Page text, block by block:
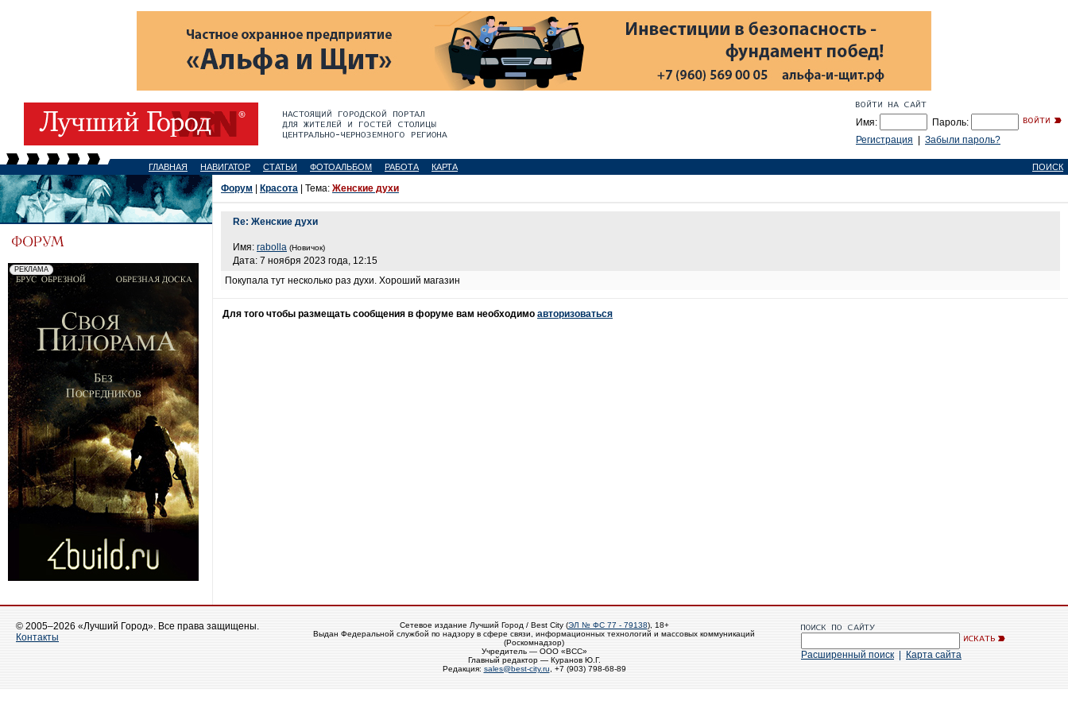
Имя:
Пароль:
Регистрация
Забыли пароль?
ГЛАВНАЯ НАВИГАТОР СТАТЬИ ФОТОАЛЬБОМ РАБОТА КАРТА ПОИСК
Форум Красота | Тема: Женские духи
Re: Женские духи
Имя: rabolla (Новичок)
Дата: 7 ноября 2023 года, 12:15
Покупала тут несколько раз духи. Хороший магазин
Для того чтобы размещать сообщения в форуме вам необходимо авторизоваться
© 2005–2026 «Лучший Город». Все права защищены.
Контакты
Сетевое издание Лучший Город / Best City (ЭЛ № ФС 77 - 79138), 18+
Выдан Федеральной службой по надзору в сфере связи, информационных технологий и массовых коммуникаций
(Роскомнадзор)
Учредитель — ООО «ВСС»
Главный редактор — Куранов Ю.Г.
Редакция: sales@best-city.ru , +7 (903) 798-68-89
Расширенный поиск Карта сайта